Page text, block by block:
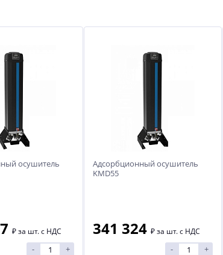
Адсорбционный осушитель
KMD55
341 324 ₽за шт. с НДС
- +
осушитель
₽за шт. с НДС
- +